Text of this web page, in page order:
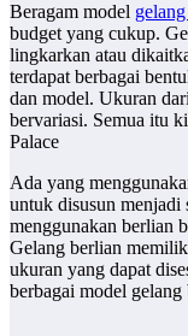
Beragam model
budget yang cukup.
lingkarkan atau
terdapat berbagai
dan model. Ukuran
bervariasi. Semua itu
Palace
Ada yang
untuk disusun menjadi
menggunakan berlian
Gelang berlian
ukuran yang dapat
berbagai model gelang